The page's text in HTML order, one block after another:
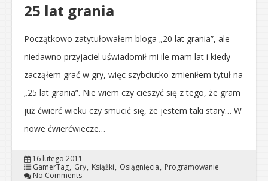
25 lat grania
Początkowo zatytułowałem bloga „20 lat grania”, ale
niedawno przyjaciel uświadomił mi ile mam lat i kiedy
zacząłem grać w gry, więc szybciutko zmieniłem tytuł na
„25 lat grania”. Nie wiem czy cieszyć się z tego, że gram
już ćwierć wieku czy smucić się, że jestem taki stary… W
nowe ćwierćwiecze…
16 lutego 2011
GamerTag Gry Książki Osiągnięcia
Programowanie
No Comments